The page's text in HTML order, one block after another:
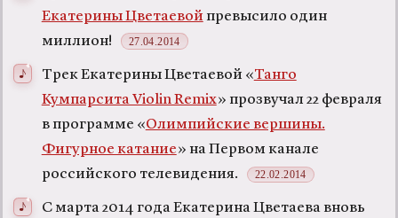
Екатерины Цветаевой превысило один
миллион!
27.04.2014
Трек Екатерины Цветаевой «Танго
Кумпарсита Violin Remix» прозвучал 22 февраля
в программе «Олимпийские вершины.
Фигурное катание» на Первом канале
российского телевидения.
22.02.2014
С марта 2014 года Екатерина Цветаева вновь